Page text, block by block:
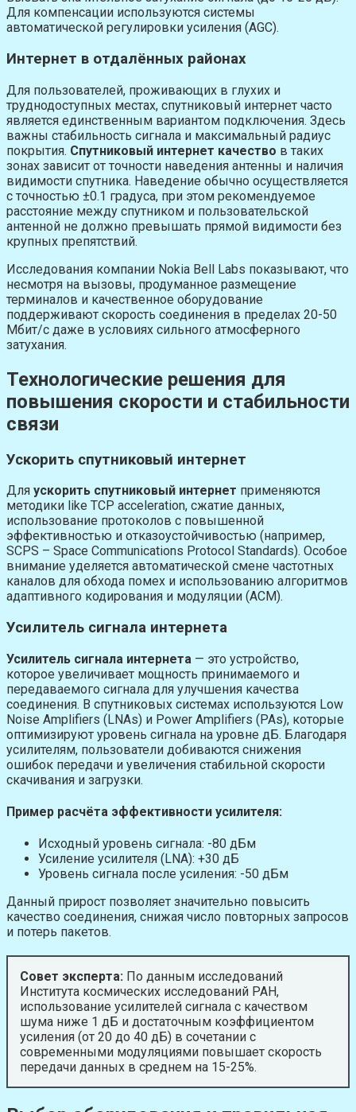
Для компенсации используются системы
автоматической регулировки усиления (AGC).
Интернет в отдалённых районах
Для пользователей, проживающих в глухих и
труднодоступных местах, спутниковый интернет часто
является единственным вариантом подключения. Здесь
важны стабильность сигнала и максимальный радиус
покрытия. Спутниковый интернет качество в таких
зонах зависит от точности наведения антенны и наличия
видимости спутника. Наведение обычно осуществляется
с точностью ±0.1 градуса, при этом рекомендуемое
расстояние между спутником и пользовательской
антенной не должно превышать прямой видимости без
крупных препятствий.
Исследования компании Nokia Bell Labs показывают, что
несмотря на вызовы, продуманное размещение
терминалов и качественное оборудование
поддерживают скорость соединения в пределах 20-50
Мбит/с даже в условиях сильного атмосферного
затухания.
Технологические решения для
повышения скорости и стабильности
связи
Ускорить спутниковый интернет
Для ускорить спутниковый интернет применяются
методики like TCP acceleration, сжатие данных,
использование протоколов с повышенной
эффективностью и отказоустойчивостью (например,
SCPS – Space Communications Protocol Standards). Особое
внимание уделяется автоматической смене частотных
каналов для обхода помех и использованию алгоритмов
адаптивного кодирования и модуляции (ACM).
Усилитель сигнала интернета
Усилитель сигнала интернета — это устройство,
которое увеличивает мощность принимаемого и
передаваемого сигнала для улучшения качества
соединения. В спутниковых системах используются Low
Noise Amplifiers (LNAs) и Power Amplifiers (PAs), которые
оптимизируют уровень сигнала на уровне дБ. Благодаря
усилителям, пользователи добиваются снижения
ошибок передачи и увеличения стабильной скорости
скачивания и загрузки.
Пример расчёта эффективности усилителя:
Исходный уровень сигнала: -80 дБм
Усиление усилителя (LNA): +30 дБ
Уровень сигнала после усиления: -50 дБм
Данный прирост позволяет значительно повысить
качество соединения, снижая число повторных запросов
и потерь пакетов.
Совет эксперта: По данным исследований
Института космических исследований РАН,
использование усилителей сигнала с качеством
шума ниже 1 дБ и достаточным коэффициентом
усиления (от 20 до 40 дБ) в сочетании с
современными модуляциями повышает скорость
передачи данных в среднем на 15-25%.